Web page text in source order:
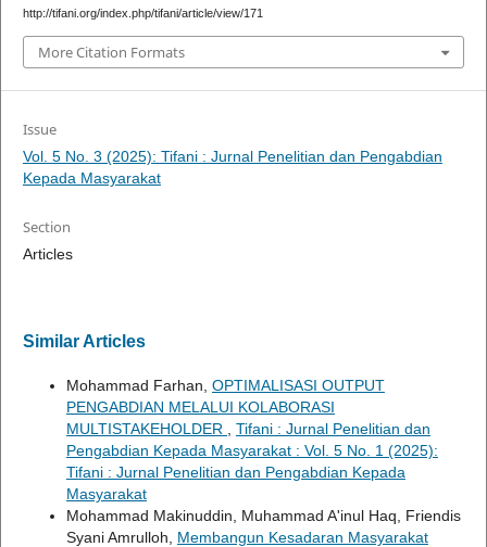
http://tifani.org/index.php/tifani/article/view/171
More Citation Formats
Issue
Vol. 5 No. 3 (2025): Tifani : Jurnal Penelitian dan Pengabdian
Kepada Masyarakat
Section
Articles
Similar Articles
Mohammad Farhan, OPTIMALISASI OUTPUT
PENGABDIAN MELALUI KOLABORASI
MULTISTAKEHOLDER
Tifani : Jurnal Penelitian dan
Pengabdian Kepada Masyarakat : Vol. 5 No. 1 (2025):
Tifani : Jurnal Penelitian dan Pengabdian Kepada
Masyarakat
Mohammad Makinuddin, Muhammad A'inul Haq, Friendis
Syani Amrulloh, Membangun Kesadaran Masyarakat